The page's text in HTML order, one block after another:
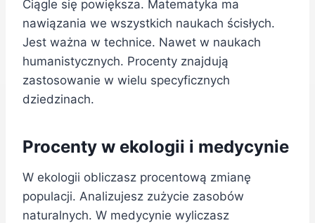
Ciągle się powiększa. Matematyka ma
nawiązania we wszystkich naukach ścisłych.
Jest ważna w technice. Nawet w naukach
humanistycznych. Procenty znajdują
zastosowanie w wielu specyficznych
dziedzinach.
Procenty w ekologii i medycynie
W ekologii obliczasz procentową zmianę
populacji. Analizujesz zużycie zasobów
naturalnych. W medycynie wyliczasz